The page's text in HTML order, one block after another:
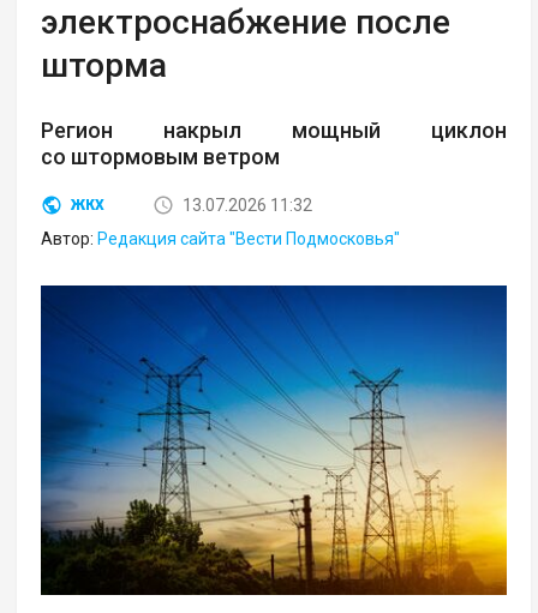
электроснабжение после
шторма
Регион накрыл мощный циклон
со штормовым ветром
ЖКХ
13.07.2026 11:32
Автор: Редакция сайта "Вести Подмосковья"